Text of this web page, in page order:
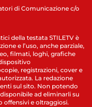
di Comunicazione c/o
della testata STILETV è
e l’uso, anche parziale,
filmati, loghi, grafiche
registrazioni, cover e
La redazione
sul sito. Non potendo
ad eliminarli su
offensivi e oltraggiosi.